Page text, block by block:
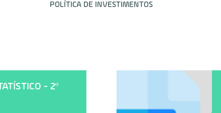
POLÍTICA DE INVESTIMENTOS
- 2º